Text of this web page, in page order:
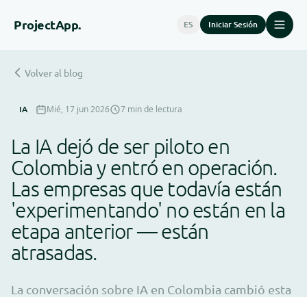
ProjectApp. ES Iniciar Sesión
Volver al blog
IA Mié, 17 jun 2026 7 min de lectura
La IA dejó de ser piloto en
Colombia y entró en operación.
Las empresas que todavía están
'experimentando' no están en la
etapa anterior — están
atrasadas.
La conversación sobre IA en Colombia cambió esta